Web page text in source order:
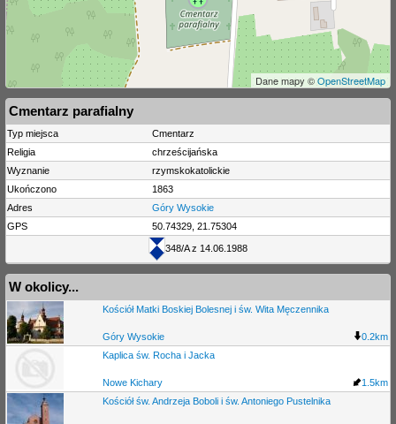
Dane mapy ©OpenStreetMap
Cmentarz parafialny
Typ miejsca
Cmentarz
Religia
chrześcijańska
Wyznanie
rzymskokatolickie
Ukończono
1863
Adres
Góry Wysokie
GPS
50.74329, 21.75304
348/A z 14.06.1988
W okolicy...
Kościół Matki Boskiej Bolesnej i św. Wita Męczennika
Góry Wysokie
0.2km
Kaplica św. Rocha i Jacka
Nowe Kichary
1.5km
Kościół św. Andrzeja Boboli i św. Antoniego Pustelnika